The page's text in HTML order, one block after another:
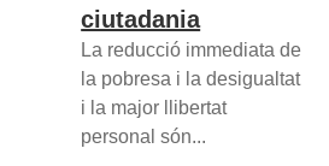
ciutadania
La reducció immediata de
la pobresa i la desigualtat
i la major llibertat
personal són...